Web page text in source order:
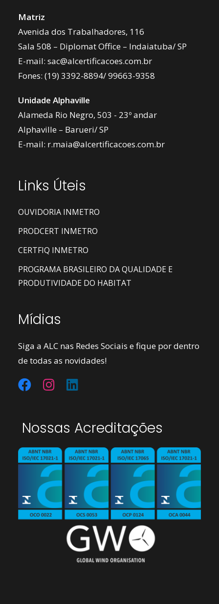
Matriz
Avenida dos Trabalhadores, 116
Sala 508 – Diplomat Office – Indaiatuba/ SP
E-mail:sac@alcertificacoes.com.br
Fones:(19) 3392-8894/99663-9358
Unidade Alphaville
Alameda Rio Negro, 503 - 23º andar
Alphaville – Barueri/ SP
E-mail: r.maia@alcertificacoes.com.br
Links Úteis
OUVIDORIA INMETRO
PRODCERT INMETRO
CERTFIQ INMETRO
PROGRAMA BRASILEIRO DA QUALIDADE E
PRODUTIVIDADE DO HABITAT
Mídias
Siga a ALC nas Redes Sociais e fique por dentro
de todas as novidades!
Nossas Acreditações